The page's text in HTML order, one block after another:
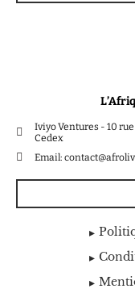
Iviyo Ventures - 10
Cedex
Email: